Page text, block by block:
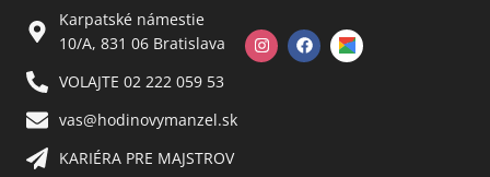
Karpatské námestie
10/A, 831 06 Bratislava
VOLAJTE 02 222 059 53​
vas@hodinovymanzel.sk​
KARIÉRA PRE MAJSTROV​